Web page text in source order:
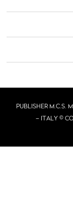
PUBLISHER M.C.S.
– ITALY ©